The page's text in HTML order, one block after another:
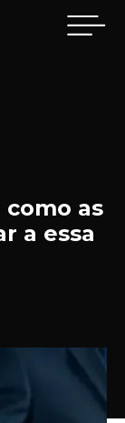
as
a essa